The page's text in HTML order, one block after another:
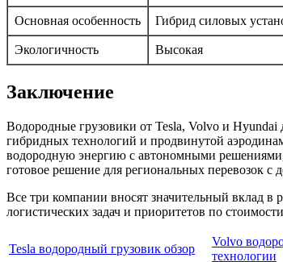
Основная особенность Гибрид силовых
Экологичность Высокая
Заключение
Водородные грузовики от Tesla, Volvo и Hyundai
гибридных технологий и продвинутой
водородную энергию с автономными решениями,
готовое решение для региональных перевозок с
Все три компании вносят значительный вклад в
логистических задач и приоритетов по
Tesla водородный грузовик обзор
Volvo
технологии